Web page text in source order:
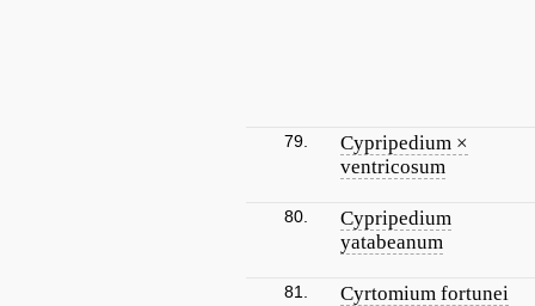
79.
Cypripedium ×
ventricosum
80.
Cypripedium
yatabeanum
81. Cyrtomium fortunei